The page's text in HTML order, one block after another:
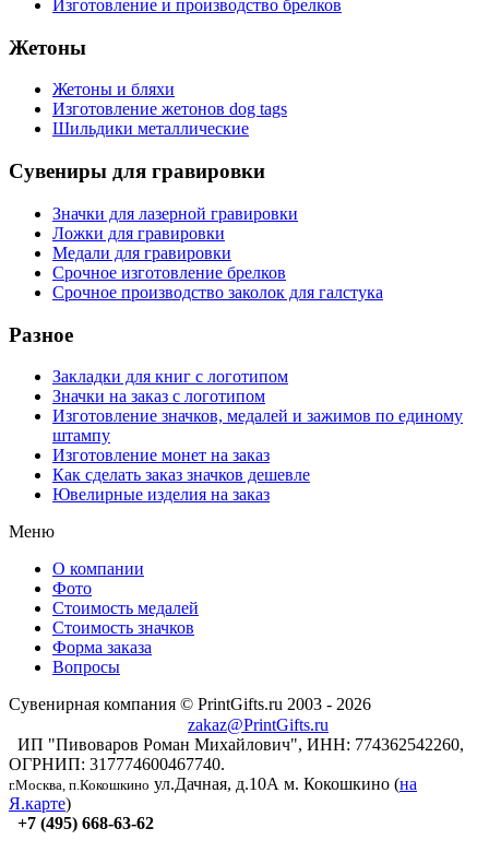
Изготовление и производство брелков
Жетоны
Жетоны и бляхи
Изготовление жетонов dog tags
Шильдики металлические
Сувениры для гравировки
Значки для лазерной гравировки
Ложки для гравировки
Медали для гравировки
Срочное изготовление брелков
Срочное производство заколок для галстука
Разное
Закладки для книг с логотипом
Значки на заказ с логотипом
Изготовление значков, медалей и зажимов по единому
штампу
Изготовление монет на заказ
Как сделать заказ значков дешевле
Ювелирные изделия на заказ
Меню
О компании
Фото
Стоимость медалей
Стоимость значков
Форма заказа
Вопросы
Сувенирная компания © PrintGifts.ru 2003 - 2026
zakaz@PrintGifts.ru
ИП "Пивоваров Роман Михайлович", ИНН: 774362542260,
ОГРНИП: 317774600467740.
г.Москва, п.Кокошкино ул.Дачная, д.10А м. Кокошкино (на
Я.карте)
+7 (495) 668-63-62